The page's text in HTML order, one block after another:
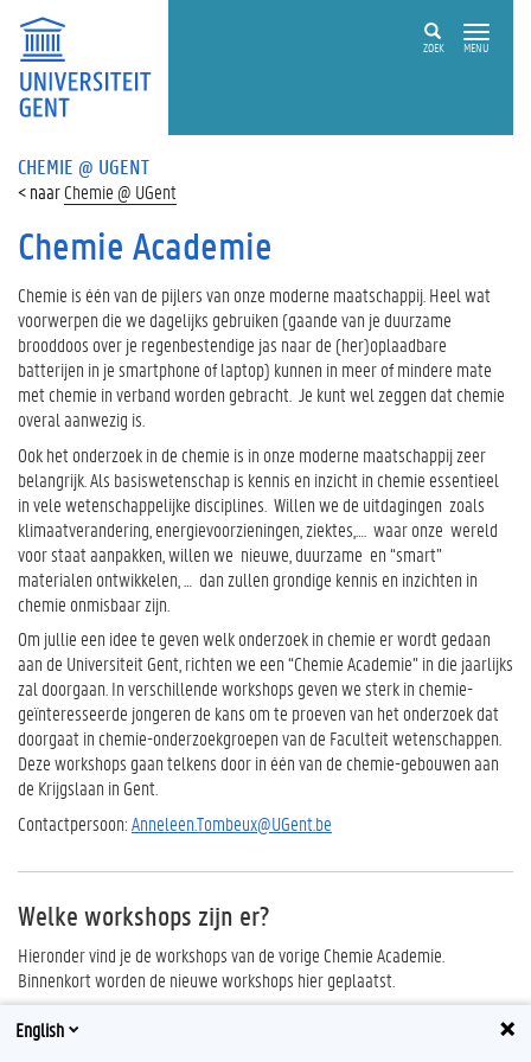
ZOEK MENU
CHEMIE @ UGENT
Chemie @ UGent
Chemie Academie
Chemie is één van de pijlers van onze moderne maatschappij. Heel wat
voorwerpen die we dagelijks gebruiken (gaande van je duurzame
brooddoos over je regenbestendige jas naar de (her)oplaadbare
batterijen in je smartphone of laptop) kunnen in meer of mindere mate
met chemie in verband worden gebracht. Je kunt wel zeggen dat chemie
overal aanwezig is.
Ook het onderzoek in de chemie is in onze moderne maatschappij zeer
belangrijk. Als basiswetenschap is kennis en inzicht in chemie essentieel
in vele wetenschappelijke disciplines. Willen we de uitdagingen zoals
klimaatverandering, energievoorzieningen, ziektes,…. waar onze wereld
voor staat aanpakken, willen we nieuwe, duurzame en “smart”
materialen ontwikkelen, … dan zullen grondige kennis en inzichten in
chemie onmisbaar zijn.
Om jullie een idee te geven welk onderzoek in chemie er wordt gedaan
aan de Universiteit Gent, richten we een “Chemie Academie” in die jaarlijks
zal doorgaan. In verschillende workshops geven we sterk in chemie-
geïnteresseerde jongeren de kans om te proeven van het onderzoek dat
doorgaat in chemie-onderzoekgroepen van de Faculteit wetenschappen.
Deze workshops gaan telkens door in één van de chemie-gebouwen aan
de Krijgslaan in Gent.
Contactpersoon:Anneleen.Tombeux@UGent.be
Welke workshops zijn er?
Hieronder vind je de workshops van de vorige Chemie Academie.
Binnenkort worden de nieuwe workshops hier geplaatst.
onderzoeksgroepen plaatsvinden kun je
English